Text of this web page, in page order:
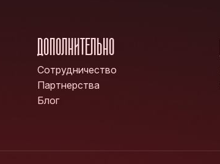
ДОПОЛНИТЕЛЬНО
Сотрудничество
Партнерства
Блог